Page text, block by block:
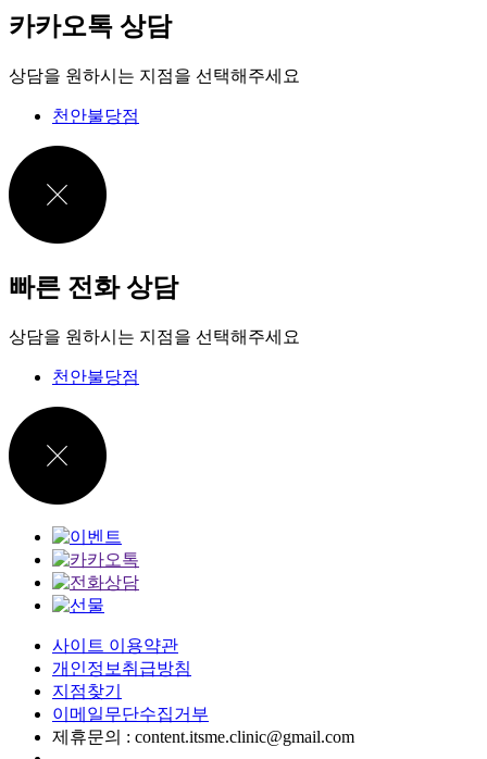
카카오톡 상담
상담을 원하시는 지점을 선택해주세요
천안불당점
빠른 전화 상담
상담을 원하시는 지점을 선택해주세요
천안불당점
사이트 이용약관
개인정보취급방침
지점찾기
이메일무단수집거부
제휴문의 : content.itsme.clinic@gmail.com